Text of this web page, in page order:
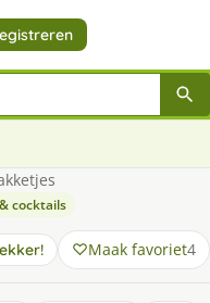
cocktails
Maak favoriet4